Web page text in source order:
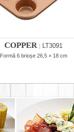
COPPER| LT3091
Formă 6 brioșe 26,5 × 18 cm